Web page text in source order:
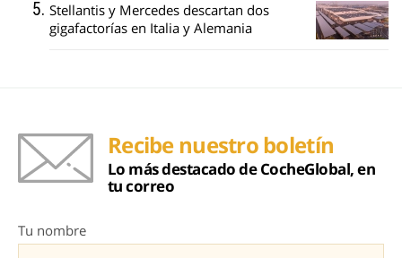
Stellantis y Mercedes descartan dos
gigafactorías en Italia y Alemania
Recibe nuestro boletín
Lo más destacado de CocheGlobal, en
tu correo
Tu nombre